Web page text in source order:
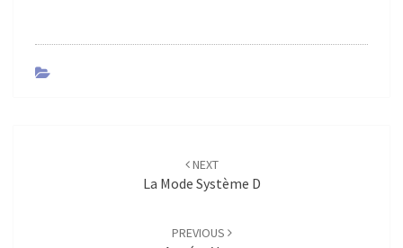
NEXT
La Mode Système D
PREVIOUS